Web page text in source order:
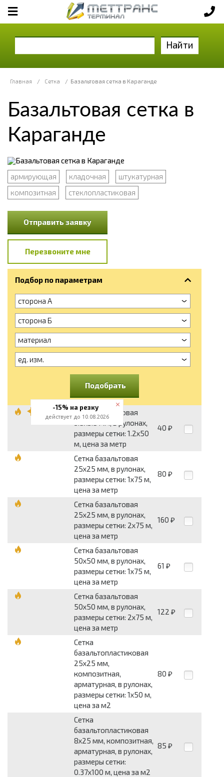
Найти
Главная / Сетка / Базальтовая сетка в Караганде
Базальтовая сетка в
Караганде
армирующая кладочная
штукатурная
композитная
стеклопластиковая
Отправить заявку
Перезвоните мне
Подбор по параметрам
сторона А
сторона Б
материал
ед. изм.
Подобрать
Сетка базальтовая
3.5x3.5 мм, в рулонах,
размеры сетки: 1.2x50
м, цена за метр
40 ₽
Сетка базальтовая
25x25 мм, в рулонах,
размеры сетки: 1x75 м,
цена за метр
80 ₽
Сетка базальтовая
25x25 мм, в рулонах,
размеры сетки: 2x75 м,
цена за метр
160 ₽
Сетка базальтовая
50x50 мм, в рулонах,
размеры сетки: 1x75 м,
цена за метр
61 ₽
Сетка базальтовая
50x50 мм, в рулонах,
размеры сетки: 2x75 м,
цена за метр
122 ₽
Сетка
базальтопластиковая
25x25 мм,
композитная,
арматурная, в рулонах,
размеры сетки: 1x50 м,
цена за м2
80 ₽
Сетка
базальтопластиковая
8x25 мм, композитная,
арматурная, в рулонах,
размеры сетки:
0.37x100 м, цена за м2
85 ₽
-15% на резку
действует до 10.08.2026